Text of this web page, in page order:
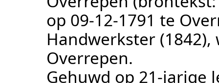
op 09‑12‑1791 te
Handwerkster (1842),
Overrepen.
Gehuwd op 21-jarige